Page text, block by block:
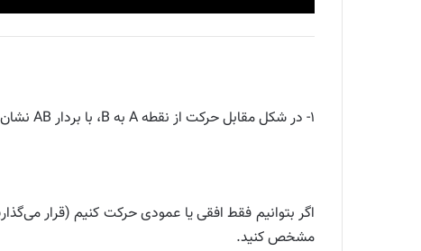
۱- در شکل مقابل حرکت از نقطه A به B، با بردار AB نشان داده شده است.
مشخص کنید.